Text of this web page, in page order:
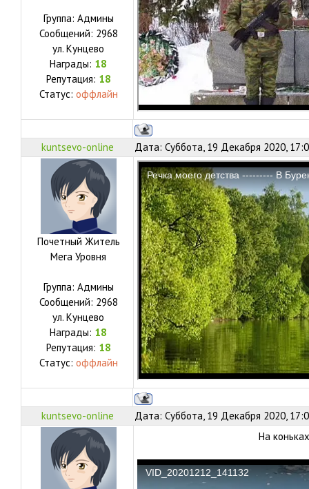
Группа: Админы
Сообщений: 2968
ул. Кунцево
Награды: 18
Репутация: 18
Статус: оффлайн
kuntsevo-online Дата: Суббота, 19 Декабря 2020,
Почетный Житель
Мега Уровня
Группа: Админы
Сообщений: 2968
ул. Кунцево
Награды: 18
Репутация: 18
Статус: оффлайн
kuntsevo-online Дата: Суббота, 19 Декабря 2020,
На